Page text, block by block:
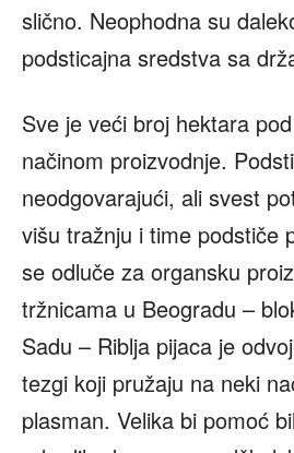
slično. Neophodna su
podsticajna sredstva sa
Sve je veći broj hektara
načinom proizvodnje.
neodgovarajući, ali svest
višu tražnju i time podstiče
se odluče za organsku
tržnicama u Beogradu –
Sadu – Riblja pijaca je
tezgi koji pružaju na neki
plasman. Velika bi pomoć